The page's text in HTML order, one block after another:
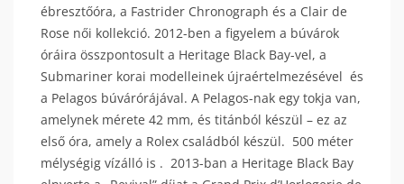
ébresztőóra, a Fastrider Chronograph és a Clair de
Rose női kollekció. 2012-ben a figyelem a búvárok
óráira összpontosult a Heritage Black Bay-vel, a
Submariner korai modelleinek újraértelmezésével és
a Pelagos búvárórájával. A Pelagos-nak egy tokja van,
amelynek mérete 42 mm, és titánból készül – ez az
első óra, amely a Rolex családból készül. 500 méter
mélységig vízálló is . 2013-ban a Heritage Black Bay